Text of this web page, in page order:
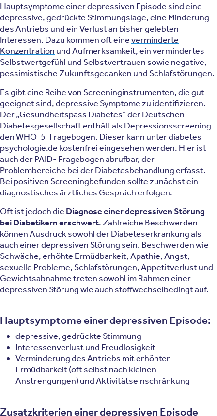
Hauptsymptome einer depressiven Episode sind eine
depressive, gedrückte Stimmungslage, eine Minderung
des Antriebs und ein Verlust an bisher gelebten
Interessen. Dazu kommen oft eineverminderte
Konzentration und Aufmerksamkeit, ein vermindertes
Selbstwertgefühl und Selbstvertrauen sowie negative,
pessimistische Zukunftsgedanken und Schlafstörungen.
Es gibt eine Reihe von Screeninginstrumenten, die gut
geeignet sind, depressive Symptome zu identifizieren.
Der „Gesundheitspass Diabetes“ der Deutschen
Diabetesgesellschaft enthält als Depressionsscreening
den WHO-5-Fragebogen. Dieser kann unter diabetes-
psychologie.de kostenfrei eingesehen werden. Hier ist
auch der PAID- Fragebogen abrufbar, der
Problembereiche bei der Diabetesbehandlung erfasst.
Bei positiven Screeningbefunden sollte zunächst ein
diagnostisches ärztliches Gespräch erfolgen.
Oft ist jedoch die Diagnose einer depressiven Störung
bei Diabetikern erschwert. Zahlreiche Beschwerden
können Ausdruck sowohl der Diabeteserkrankung als
auch einer depressiven Störung sein. Beschwerden wie
Schwäche, erhöhte Ermüdbarkeit, Apathie, Angst,
sexuelle Probleme, Schlafstörungen, Appetitverlust und
Gewichtsabnahme treten sowohl im Rahmen einer
depressiven Störungwie auch stoffwechselbedingt auf.
Hauptsymptome einer depressiven Episode:
depressive, gedrückte Stimmung
Interessenverlust und Freudlosigkeit
Verminderung des Antriebs mit erhöhter
Ermüdbarkeit (oft selbst nach kleinen
Anstrengungen) und Aktivitätseinschränkung
Zusatzkriterien einer depressiven Episode